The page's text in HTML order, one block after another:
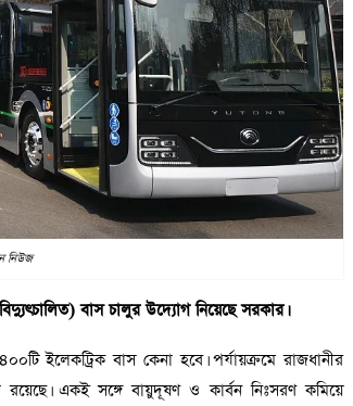
নিউজ
বাস চালুর উদ্যোগ নিয়েছে সরকার।
ইলেকট্রিক বাস কেনা হবে। পর্যায়ক্রমে রাজধানীর
একই সঙ্গে বায়ুদূষণ ও কার্বন নিঃসরণ কমিয়ে